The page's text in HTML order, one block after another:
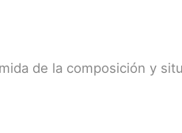
de la composición y